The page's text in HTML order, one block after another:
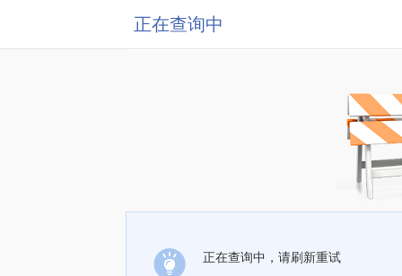
正在查询中
正在查询中，请刷新重试